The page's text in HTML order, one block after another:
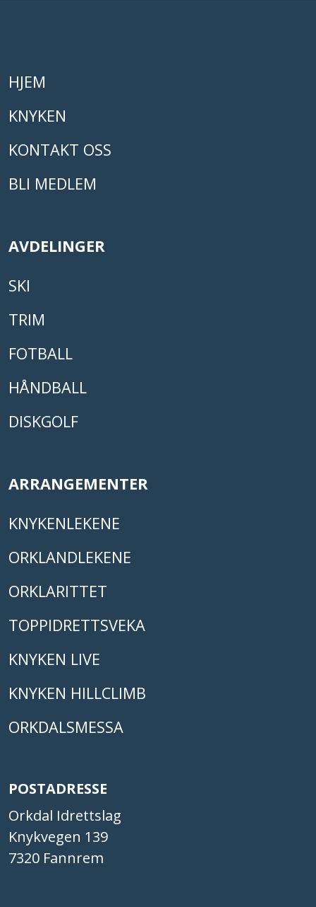
HJEM
KNYKEN
KONTAKT OSS
BLI MEDLEM
AVDELINGER
SKI
TRIM
FOTBALL
HÅNDBALL
DISKGOLF
ARRANGEMENTER
KNYKENLEKENE
ORKLANDLEKENE
ORKLARITTET
TOPPIDRETTSVEKA
KNYKEN LIVE
KNYKEN HILLCLIMB
ORKDALSMESSA
POSTADRESSE
Orkdal Idrettslag
Knykvegen 139
7320 Fannrem